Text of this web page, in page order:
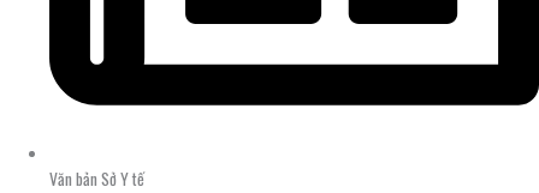
Văn bản Sở Y tế